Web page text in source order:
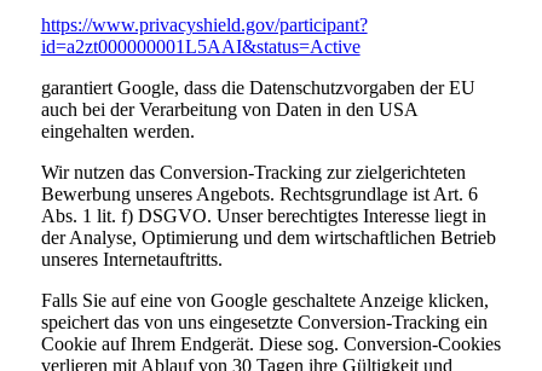
https://www.privacyshield.gov/participant?
id=a2zt000000001L5AAI&status=Active
garantiert Google, dass die Datenschutzvorgaben der EU
auch bei der Verarbeitung von Daten in den USA
eingehalten werden.
Wir nutzen das Conversion-Tracking zur zielgerichteten
Bewerbung unseres Angebots. Rechtsgrundlage ist Art. 6
Abs. 1 lit. f) DSGVO. Unser berechtigtes Interesse liegt in
der Analyse, Optimierung und dem wirtschaftlichen Betrieb
unseres Internetauftritts.
Falls Sie auf eine von Google geschaltete Anzeige klicken,
speichert das von uns eingesetzte Conversion-Tracking ein
Cookie auf Ihrem Endgerät. Diese sog. Conversion-Cookies
verlieren mit Ablauf von 30 Tagen ihre Gültigkeit und